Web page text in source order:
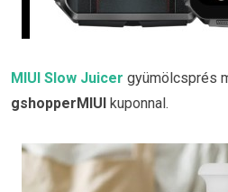
MIUI Slow Juicer gyümölcsprés
gshopperMIUI kuponnal.